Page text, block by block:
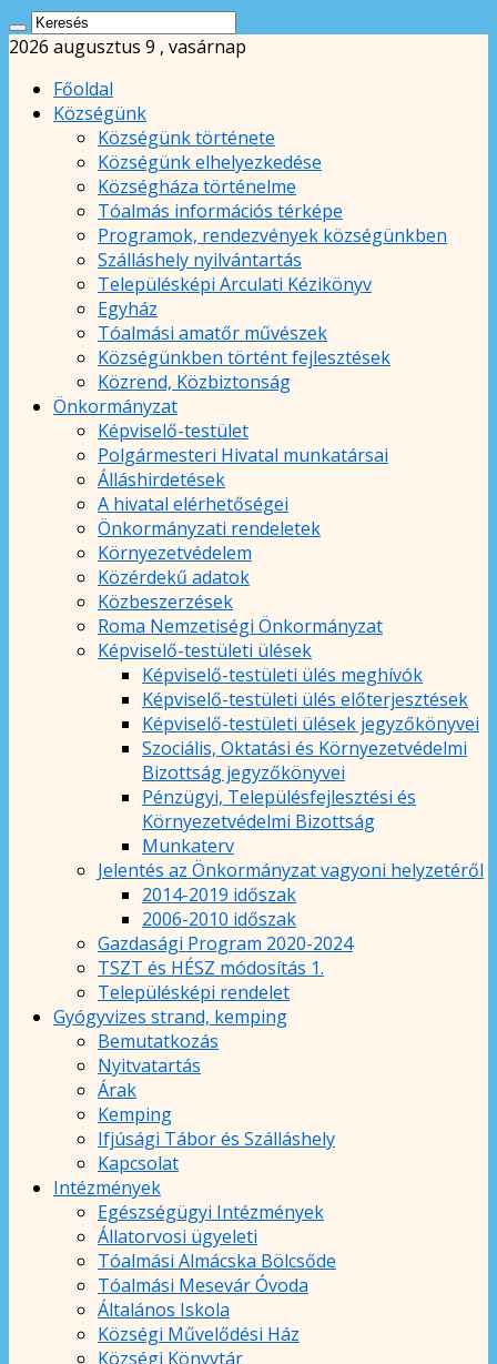
2026 augusztus 9 , vasárnap
Főoldal
Községünk
Községünk története
Községünk elhelyezkedése
Községháza történelme
Tóalmás információs térképe
Programok, rendezvények községünkben
Szálláshely nyilvántartás
Településképi Arculati Kézikönyv
Egyház
Tóalmási amatőr művészek
Községünkben történt fejlesztések
Közrend, Közbiztonság
Önkormányzat
Képviselő-testület
Polgármesteri Hivatal munkatársai
Álláshirdetések
A hivatal elérhetőségei
Önkormányzati rendeletek
Környezetvédelem
Közérdekű adatok
Közbeszerzések
Roma Nemzetiségi Önkormányzat
Képviselő-testületi ülések
Képviselő-testületi ülés meghívók
Képviselő-testületi ülés előterjesztések
Képviselő-testületi ülések jegyzőkönyvei
Szociális, Oktatási és Környezetvédelmi
Bizottság jegyzőkönyvei
Pénzügyi, Településfejlesztési és
Környezetvédelmi Bizottság
Munkaterv
Jelentés az Önkormányzat vagyoni helyzetéről
2014-2019 időszak
2006-2010 időszak
Gazdasági Program 2020-2024
TSZT és HÉSZ módosítás 1.
Településképi rendelet
Gyógyvizes strand, kemping
Bemutatkozás
Nyitvatartás
Árak
Kemping
Ifjúsági Tábor és Szálláshely
Kapcsolat
Intézmények
Egészségügyi Intézmények
Állatorvosi ügyeleti
Tóalmási Almácska Bölcsőde
Tóalmási Mesevár Óvoda
Általános Iskola
Községi Művelődési Ház
Községi Könyvtár